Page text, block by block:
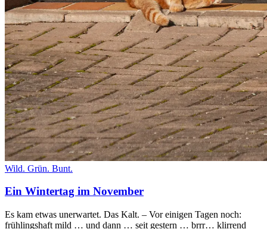
Wild. Grün. Bunt.
Ein Wintertag im November
Es kam etwas unerwartet. Das Kalt. – Vor einigen Tagen noch:
frühlingshaft mild … und dann … seit gestern … brrr… klirrend